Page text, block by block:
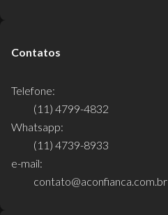
Contatos
Telefone:
(11) 4799-4832
Whatsapp:
(11) 4739-8933
e-mail:
contato@aconfianca.com.br